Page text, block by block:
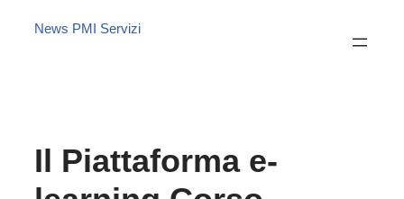
News PMI Servizi
Il Piattaforma e-